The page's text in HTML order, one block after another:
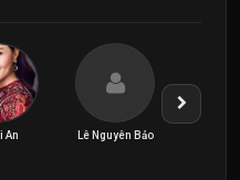
An Lê Nguyên Bảo